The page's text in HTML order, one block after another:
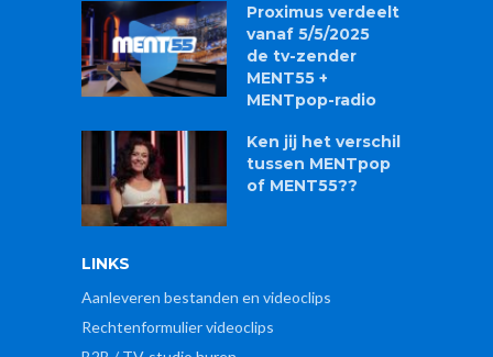
Proximus verdeelt
vanaf 5/5/2025
de tv-zender
MENT55 +
MENTpop-radio
Ken jij het verschil
tussen MENTpop
of MENT55??
LINKS
Aanleveren bestanden en videoclips
Rechtenformulier videoclips